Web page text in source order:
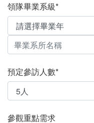
領隊畢業系級*
預定參訪人數*
參觀重點需求